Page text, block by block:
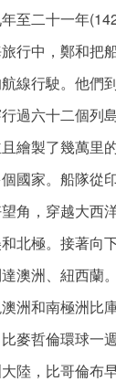
至二十一年
行中，鄭和把
線行駛。他們
過六十二個列
繪製了幾萬里
國家。船隊從
角，穿越大西
北極。接著向
澳洲、紐西蘭
洲和南極洲比
麥哲倫環球一
陸，比哥倫布